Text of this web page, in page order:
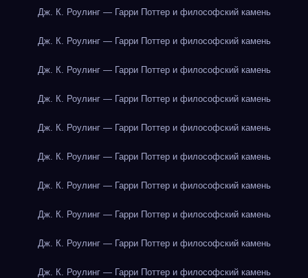
Дж. К. Роулинг — Гарри Поттер и философский камень
Дж. К. Роулинг — Гарри Поттер и философский камень
Дж. К. Роулинг — Гарри Поттер и философский камень
Дж. К. Роулинг — Гарри Поттер и философский камень
Дж. К. Роулинг — Гарри Поттер и философский камень
Дж. К. Роулинг — Гарри Поттер и философский камень
Дж. К. Роулинг — Гарри Поттер и философский камень
Дж. К. Роулинг — Гарри Поттер и философский камень
Дж. К. Роулинг — Гарри Поттер и философский камень
Дж. К. Роулинг — Гарри Поттер и философский камень